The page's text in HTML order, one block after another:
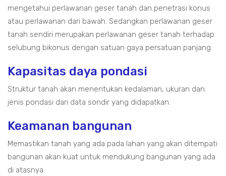
mengetahui perlawanan geser tanah dan penetrasi konus
atau perlawanan dari bawah. Sedangkan perlawanan geser
tanah sendiri merupakan perlawanan geser tanah terhadap
selubung bikonus dengan satuan gaya persatuan panjang.
Kapasitas daya pondasi
Struktur tanah akan menentukan kedalaman, ukuran dan
jenis pondasi dari data sondir yang didapatkan.
Keamanan bangunan
Memastikan tanah yang ada pada lahan yang akan ditempati
bangunan akan kuat untuk mendukung bangunan yang ada
di atasnya.